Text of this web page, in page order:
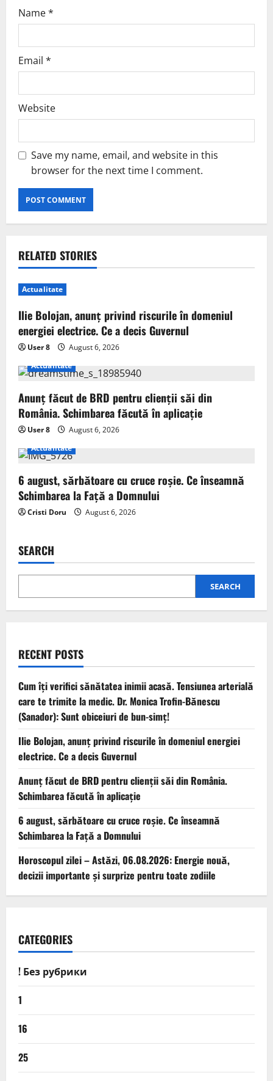
Name*
Email *
Website
Save my name, email, and website in this
browser for the next time I comment.
RELATED STORIES
Actualitate
Ilie Bolojan, anunț privind riscurile în domeniul
energiei electrice. Ce a decis Guvernul
User 8
August 6, 2026
Actualitate
Anunț făcut de BRD pentru clienții săi din
România. Schimbarea făcută în aplicație
User 8
August 6, 2026
Actualitate
6 august, sărbătoare cu cruce roșie. Ce înseamnă
Schimbarea la Față a Domnului
Cristi Doru August 6, 2026
SEARCH
SEARCH
RECENT POSTS
Cum îți verifici sănătatea inimii acasă. Tensiunea arterială
care te trimite la medic. Dr. Monica Trofin-Bănescu
(Sanador): Sunt obiceiuri de bun-simț!
Ilie Bolojan, anunț privind riscurile în domeniul energiei
electrice. Ce a decis Guvernul
Anunț făcut de BRD pentru clienții săi din România.
Schimbarea făcută în aplicație
6 august, sărbătoare cu cruce roșie. Ce înseamnă
Schimbarea la Față a Domnului
Horoscopul zilei – Astăzi, 06.08.2026: Energie nouă,
decizii importante și surprize pentru toate zodiile
CATEGORIES
! Без рубрики
1
16
25